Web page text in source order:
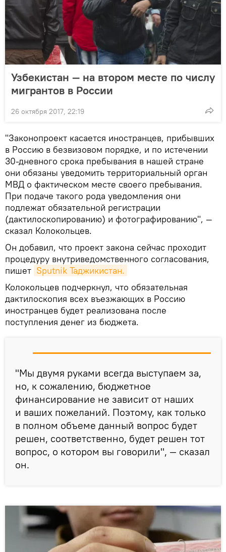
Узбекистан — на втором месте по числу
мигрантов в России
26 октября 2017, 22:19
"Законопроект касается иностранцев, прибывших
в Россию в безвизовом порядке, и по истечении
30-дневного срока пребывания в нашей стране
они обязаны уведомить территориальный орган
МВД о фактическом месте своего пребывания.
При подаче такого рода уведомления они
подлежат обязательной регистрации
(дактилоскопированию) и фотографированию", —
сказал Колокольцев.
Он добавил, что проект закона сейчас проходит
процедуру внутриведомственного согласования,
пишет Sputnik Таджикистан.
Колокольцев подчеркнул, что обязательная
дактилоскопия всех въезжающих в Россию
иностранцев будет реализована после
поступления денег из бюджета.
"Мы двумя руками всегда выступаем за,
но, к сожалению, бюджетное
финансирование не зависит от наших
и ваших пожеланий. Поэтому, как только
в полном объеме данный вопрос будет
решен, соответственно, будет решен тот
вопрос, о котором вы говорили", — сказал
он.